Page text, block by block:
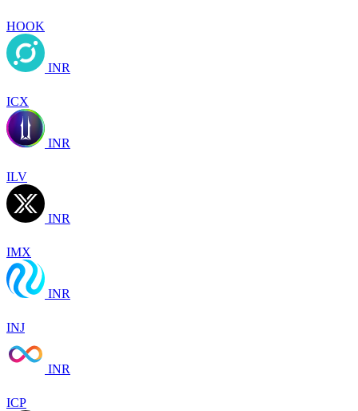
HOOK
INR
ICX
INR
ILV
INR
IMX
INR
INJ
INR
ICP